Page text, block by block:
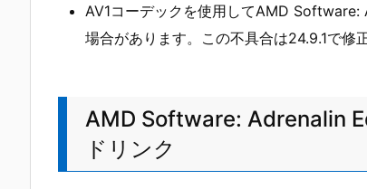
AV1コーデックを使用してAMD
場合があります。この不具合は24.9.1で修
AMD Software: Adrenalin
ドリンク